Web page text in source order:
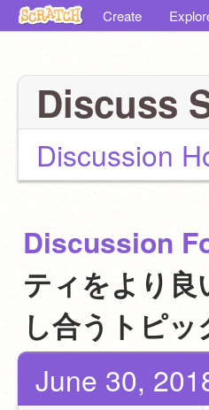
Create
Discuss
Discussion
Discussion
ティをより
し合うトピッ
June 30,